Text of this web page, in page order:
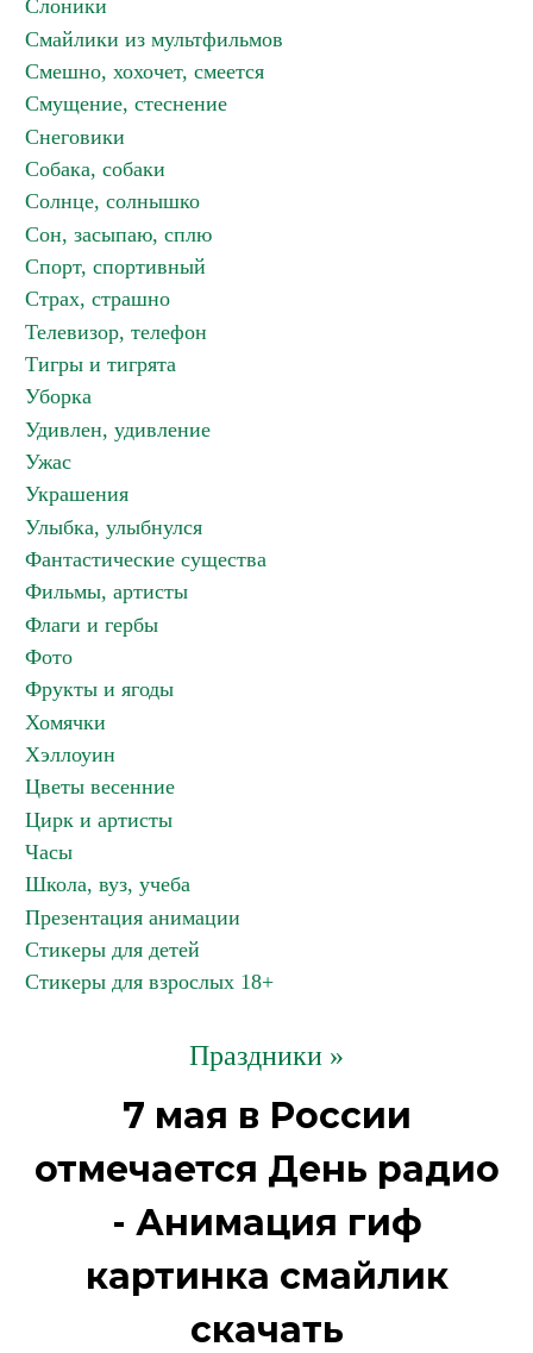
Слоники
Смайлики из мультфильмов
Смешно, хохочет, смеется
Смущение, стеснение
Снеговики
Собака, собаки
Солнце, солнышко
Сон, засыпаю, сплю
Спорт, спортивный
Страх, страшно
Телевизор, телефон
Тигры и тигрята
Уборка
Удивлен, удивление
Ужас
Украшения
Улыбка, улыбнулся
Фантастические существа
Фильмы, артисты
Флаги и гербы
Фото
Фрукты и ягоды
Хомячки
Хэллоуин
Цветы весенние
Цирк и артисты
Часы
Школа, вуз, учеба
Презентация анимации
Стикеры для детей
Стикеры для взрослых 18+
Праздники »
7 мая в России
отмечается День радио
- Анимация гиф
картинка смайлик
скачать